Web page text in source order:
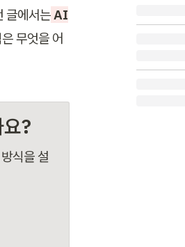
글에서는 AI
무엇을 어
?
식을 설